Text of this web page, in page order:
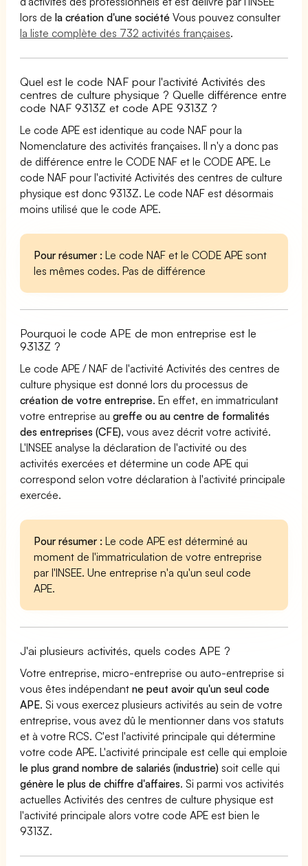
lors dela création d'une société Vous pouvez consulter
la liste complète des 732 activités françaises.
Quel est le code NAF pour l'activité Activités des
centres de culture physique ? Quelle différence entre
code NAF 9313Z et code APE 9313Z ?
Le code APE est identique au code NAF pour la
Nomenclature des activités françaises. Il n'y a donc pas
de différence entre le CODE NAF et le CODE APE. Le
code NAF pour l'activité Activités des centres de culture
physique est donc 9313Z. Le code NAF est désormais
moins utilisé que le code APE.
Pour résumer : Le code NAF et le CODE APE sont
les mêmes codes. Pas de différence
Pourquoi le code APE de mon entreprise est le
9313Z ?
Le code APE / NAF de l'activité Activités des centres de
culture physique est donné lors du processus de
création de votre entreprise. En effet, en immatriculant
votre entreprise augreffe ou au centre de formalités
des entreprises (CFE), vous avez décrit votre activité.
L'INSEE analyse la déclaration de l'activité ou des
activités exercées et détermine un code APE qui
correspond selon votre déclaration à l'activité principale
exercée.
Pour résumer : Le code APE est déterminé au
moment de l'immatriculation de votre entreprise
par l'INSEE. Une entreprise n'a qu'un seul code
APE.
J'ai plusieurs activités, quels codes APE ?
Votre entreprise, micro-entreprise ou auto-entreprise si
vous êtes indépendantne peut avoir qu'un seul code
APE. Si vous exercez plusieurs activités au sein de votre
entreprise, vous avez dû le mentionner dans vos statuts
et à votre RCS. C'est l'activité principale qui détermine
votre code APE. L'activité principale est celle qui emploie
le plus grand nombre de salariés (industrie) soit celle qui
génère le plus de chiffre d'affaires. Si parmi vos activités
actuelles Activités des centres de culture physique est
l'activité principale alors votre code APE est bien le
9313Z.